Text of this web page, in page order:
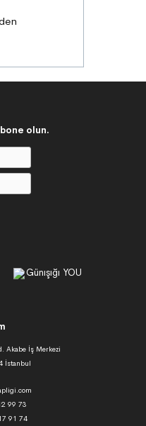
olun.
Akabe İş Merkezi
İstanbul
99 73
91 74